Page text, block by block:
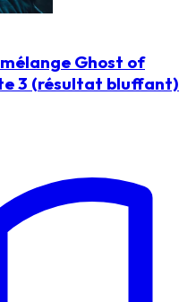
Ghost of
3 (résultat bluffant)